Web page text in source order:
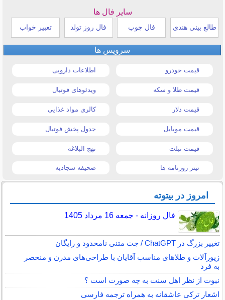
سایر فال ها
طالع بینی هندی فال چوب فال روز تولد تعبیر خواب
سرویس ها
قیمت خودرو اطلاعات دارویی
قیمت طلا و سکه ویدئوهای فوتبال
قیمت دلار کالری مواد غذایی
قیمت موبایل جدول پخش فوتبال
قیمت تبلت نهج البلاغه
تیتر روزنامه ها صحیفه سجادیه
امروز در بیتوته
فال روزانه - جمعه 16 مرداد 1405
تغییر بزرگ در ChatGPT / چت متنی نامحدود و رایگان
زیورآلات و طلاهای مناسب آقایان با طراحی‌های مدرن و منحصر
به فرد
نبوت از نظر اهل سنت به چه صورت است ؟
اشعار ترکی عاشقانه به همراه ترجمه فارسی